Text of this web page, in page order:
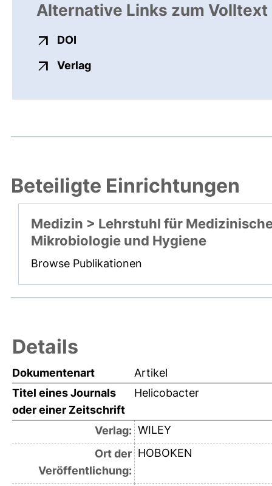
Alternative Links zum Volltext
DOI
Verlagexterner Link, öffnet neues
Beteiligte Einrichtungen
Medizin > Lehrstuhl für
Mikrobiologie und Hygiene
Browse Publikationen
Details
Dokumentenart
Artikel
Titel eines Journals
oder einer Zeitschrift
Helicobacter
Verlag: WILEY
Ort der
Veröffentlichung:
HOBOKEN